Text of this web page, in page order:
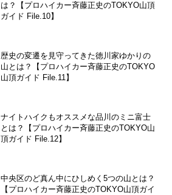
は？【プロハイカー斉藤正史のTOKYO山頂
ガイド File.10】
歴史の変遷を見守ってきた徳川家ゆかりの
山とは？【プロハイカー斉藤正史のTOKYO
山頂ガイド File.11】
ナイトハイクもオススメな品川のミニ富士
とは？【プロハイカー斉藤正史のTOKYO山
頂ガイド File.12】
中央区のど真ん中にひしめく5つの山とは？
【プロハイカー斉藤正史のTOKYO山頂ガイ